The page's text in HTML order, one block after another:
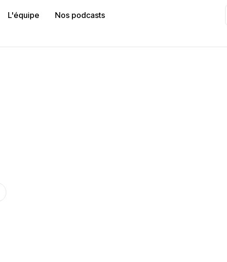
L'équipe Nos podcasts